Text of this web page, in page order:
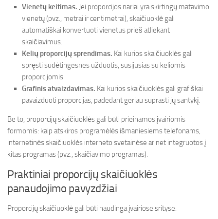
Vienetų keitimas. Jei proporcijos nariai yra skirtingų matavimo
vienetų (pvz., metrai ir centimetrai), skaičiuoklė gali
automatiškai konvertuoti vienetus prieš atliekant
skaičiavimus.
Kelių proporcijų sprendimas. Kai kurios skaičiuoklės gali
spręsti sudėtingesnes užduotis, susijusias su keliomis
proporcijomis.
Grafinis atvaizdavimas. Kai kurios skaičiuoklės gali grafiškai
pavaizduoti proporcijas, padedant geriau suprasti jų santykį.
Be to, proporcijų skaičiuoklės gali būti prieinamos įvairiomis
formomis: kaip atskiros programėlės išmaniesiems telefonams,
internetinės skaičiuoklės interneto svetainėse ar net integruotos į
kitas programas (pvz., skaičiavimo programas).
Praktiniai proporcijų skaičiuoklės
panaudojimo pavyzdžiai
Proporcijų skaičiuoklė gali būti naudinga įvairiose srityse: